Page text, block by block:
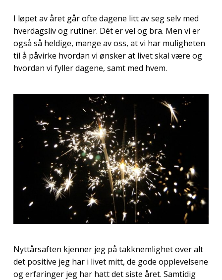
I løpet av året går ofte dagene litt av seg selv med
hverdagsliv og rutiner. Dét er vel og bra. Men vi er
også så heldige, mange av oss, at vi har muligheten
til å påvirke hvordan vi ønsker at livet skal være og
hvordan vi fyller dagene, samt med hvem.
Nyttårsaften kjenner jeg på takknemlighet over alt
det positive jeg har i livet mitt, de gode opplevelsene
og erfaringer jeg har hatt det siste året. Samtidig